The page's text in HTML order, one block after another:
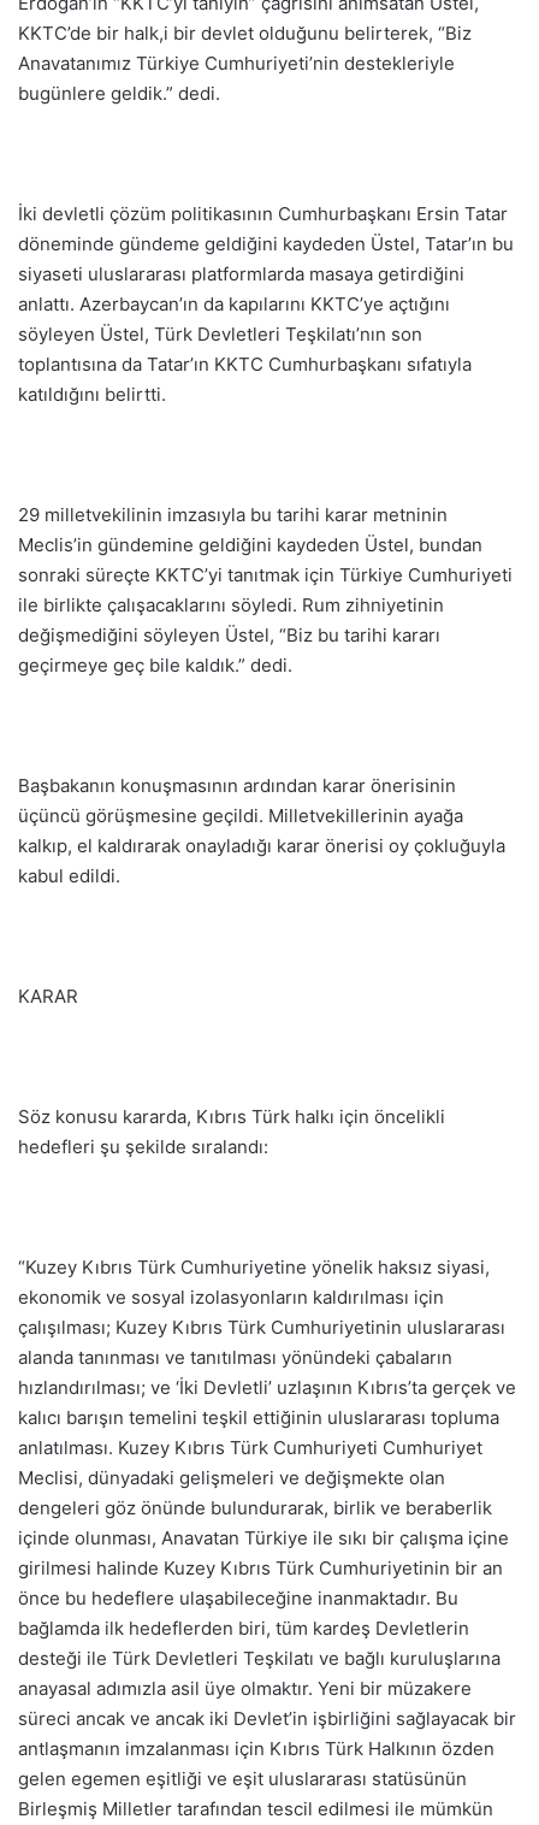
KKTC’de bir halk,i bir devlet olduğunu belirterek, “Biz
Anavatanımız Türkiye Cumhuriyeti’nin destekleriyle
bugünlere geldik.” dedi.
İki devletli çözüm politikasının Cumhurbaşkanı Ersin Tatar
döneminde gündeme geldiğini kaydeden Üstel, Tatar’ın bu
siyaseti uluslararası platformlarda masaya getirdiğini
anlattı. Azerbaycan’ın da kapılarını KKTC’ye açtığını
söyleyen Üstel, Türk Devletleri Teşkilatı’nın son
toplantısına da Tatar’ın KKTC Cumhurbaşkanı sıfatıyla
katıldığını belirtti.
29 milletvekilinin imzasıyla bu tarihi karar metninin
Meclis’in gündemine geldiğini kaydeden Üstel, bundan
sonraki süreçte KKTC’yi tanıtmak için Türkiye Cumhuriyeti
ile birlikte çalışacaklarını söyledi. Rum zihniyetinin
değişmediğini söyleyen Üstel, “Biz bu tarihi kararı
geçirmeye geç bile kaldık.” dedi.
Başbakanın konuşmasının ardından karar önerisinin
üçüncü görüşmesine geçildi. Milletvekillerinin ayağa
kalkıp, el kaldırarak onayladığı karar önerisi oy çokluğuyla
kabul edildi.
KARAR
Söz konusu kararda, Kıbrıs Türk halkı için öncelikli
hedefleri şu şekilde sıralandı:
“Kuzey Kıbrıs Türk Cumhuriyetine yönelik haksız siyasi,
ekonomik ve sosyal izolasyonların kaldırılması için
çalışılması; Kuzey Kıbrıs Türk Cumhuriyetinin uluslararası
alanda tanınması ve tanıtılması yönündeki çabaların
hızlandırılması; ve ‘İki Devletli’ uzlaşının Kıbrıs’ta gerçek ve
kalıcı barışın temelini teşkil ettiğinin uluslararası topluma
anlatılması. Kuzey Kıbrıs Türk Cumhuriyeti Cumhuriyet
Meclisi, dünyadaki gelişmeleri ve değişmekte olan
dengeleri göz önünde bulundurarak, birlik ve beraberlik
içinde olunması, Anavatan Türkiye ile sıkı bir çalışma içine
girilmesi halinde Kuzey Kıbrıs Türk Cumhuriyetinin bir an
önce bu hedeflere ulaşabileceğine inanmaktadır. Bu
bağlamda ilk hedeflerden biri, tüm kardeş Devletlerin
desteği ile Türk Devletleri Teşkilatı ve bağlı kuruluşlarına
anayasal adımızla asil üye olmaktır. Yeni bir müzakere
süreci ancak ve ancak iki Devlet’in işbirliğini sağlayacak bir
antlaşmanın imzalanması için Kıbrıs Türk Halkının özden
gelen egemen eşitliği ve eşit uluslararası statüsünün
Birleşmiş Milletler tarafından tescil edilmesi ile mümkün